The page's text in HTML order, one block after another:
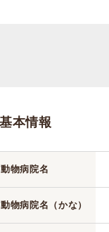
基本情報
動物病院名
動物病院名（かな）